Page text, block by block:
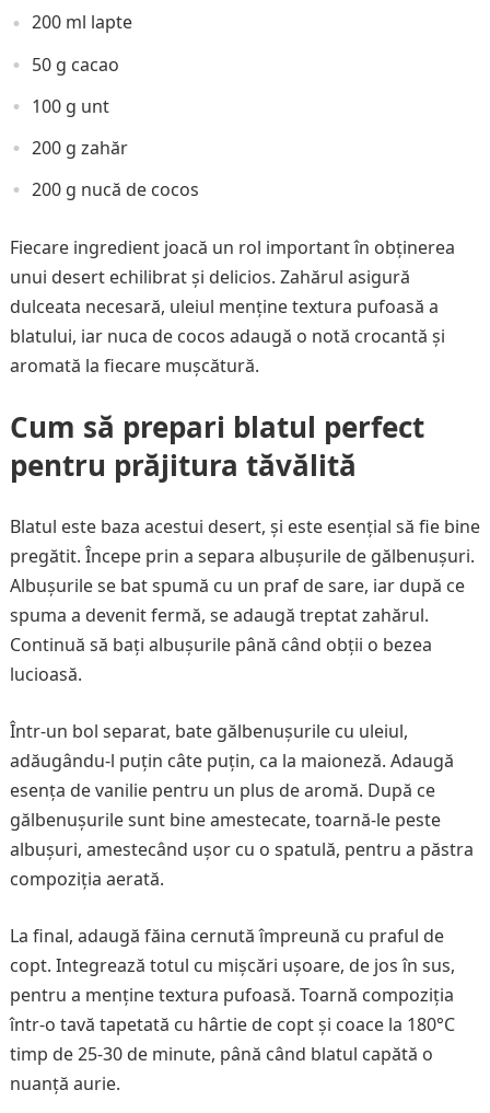
200 ml lapte
50 g cacao
100 g unt
200 g zahăr
200 g nucă de cocos
Fiecare ingredient joacă un rol important în obținerea
unui desert echilibrat și delicios. Zahărul asigură
dulceata necesară, uleiul menține textura pufoasă a
blatului, iar nuca de cocos adaugă o notă crocantă și
aromată la fiecare mușcătură.
Cum să prepari blatul perfect
pentru prăjitura tăvălită
Blatul este baza acestui desert, și este esențial să fie bine
pregătit. Începe prin a separa albușurile de gălbenușuri.
Albușurile se bat spumă cu un praf de sare, iar după ce
spuma a devenit fermă, se adaugă treptat zahărul.
Continuă să bați albușurile până când obții o bezea
lucioasă.
Într-un bol separat, bate gălbenușurile cu uleiul,
adăugându-l puțin câte puțin, ca la maioneză. Adaugă
esența de vanilie pentru un plus de aromă. După ce
gălbenușurile sunt bine amestecate, toarnă-le peste
albușuri, amestecând ușor cu o spatulă, pentru a păstra
compoziția aerată.
La final, adaugă făina cernută împreună cu praful de
copt. Integrează totul cu mișcări ușoare, de jos în sus,
pentru a menține textura pufoasă. Toarnă compoziția
într-o tavă tapetată cu hârtie de copt și coace la 180°C
timp de 25-30 de minute, până când blatul capătă o
nuanță aurie.